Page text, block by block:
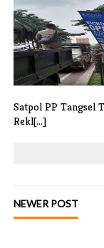
Waduh, SPG Anker
Belum T[...]
Satpol PP Tangsel
Rekl[...]
NEWER POST